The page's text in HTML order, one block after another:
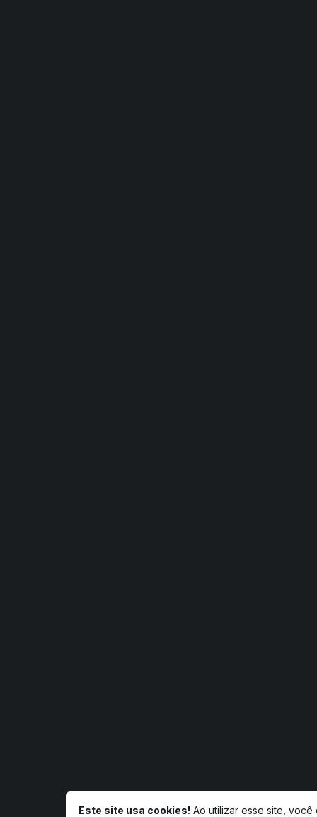
Este site usa cookies! Ao utilizar esse site,